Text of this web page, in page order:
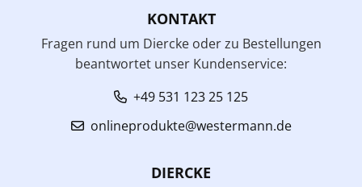
KONTAKT
Fragen rund um Diercke oder zu Bestellungen
beantwortet unser Kundenservice:
+49 531 123 25 125
onlineprodukte@westermann.de
DIERCKE